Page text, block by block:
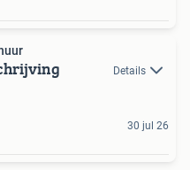
Details
30 jul 26